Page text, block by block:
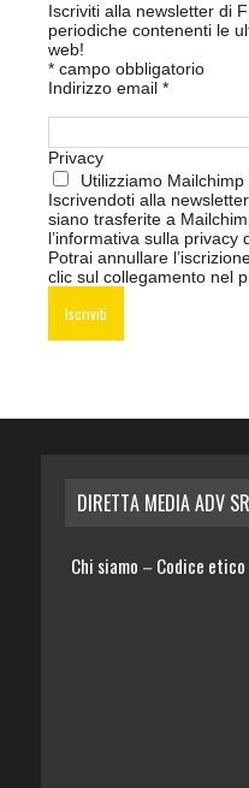
Iscriviti alla newsletter di
periodiche contenenti le
web!
* campo obbligatorio
Indirizzo email *
Privacy
Utilizziamo
Iscrivendoti alla
siano trasferite a
l’informativa sulla privacy
Potrai annullare
clic sul collegamento nel
DIRETTA MEDIA ADV
Chi siamo – Codice etico